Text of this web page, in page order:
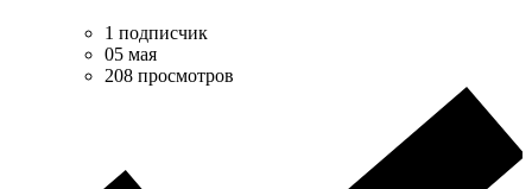
1 подписчик
05 мая
208 просмотров